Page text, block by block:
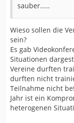
sauber.....
Wieso sollen die
sein?
Es gab
Situationen
Vereine durften
durften nicht
Teilnahme nicht
Jahr ist ein
heterogenen